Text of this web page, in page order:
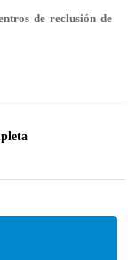
de reclusión de